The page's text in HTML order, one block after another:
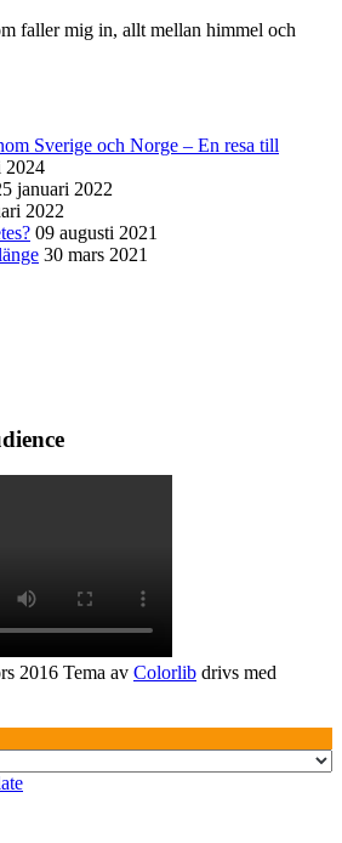
faller mig in, allt mellan himmel och
Sverige och Norge – En resa till
2024
januari 2022
2022
09 augusti 2021
30 mars 2021
2016 Tema av Colorlib drivs med